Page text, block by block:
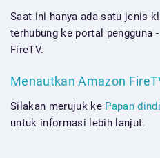
Saat ini hanya ada satu jenis
terhubung ke portal pengguna
FireTV.
Menautkan Amazon
Silakan merujuk ke Papan
untuk informasi lebih lanjut.